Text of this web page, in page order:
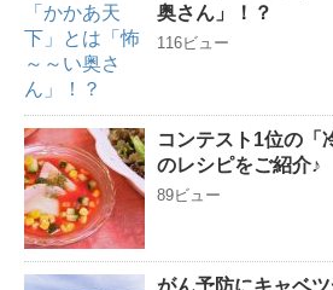
奥さん」！？
116ビュー
コンテスト1位の「
のレシピをご紹介♪
89ビュー
がん予防にキャベ